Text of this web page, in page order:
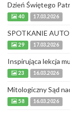
Dzień Świętego
40 17.03.2026
SPOTKANIE
29 17.03.2026
Inspirująca lekcja
23 16.03.2026
Mitologiczny Sąd
58 16.03.2026